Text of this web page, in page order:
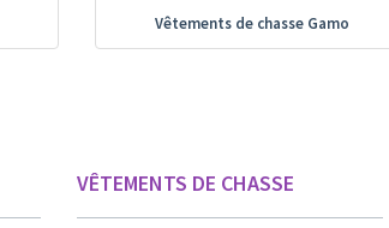
Vêtements de chasse Gamo
VÊTEMENTS DE CHASSE